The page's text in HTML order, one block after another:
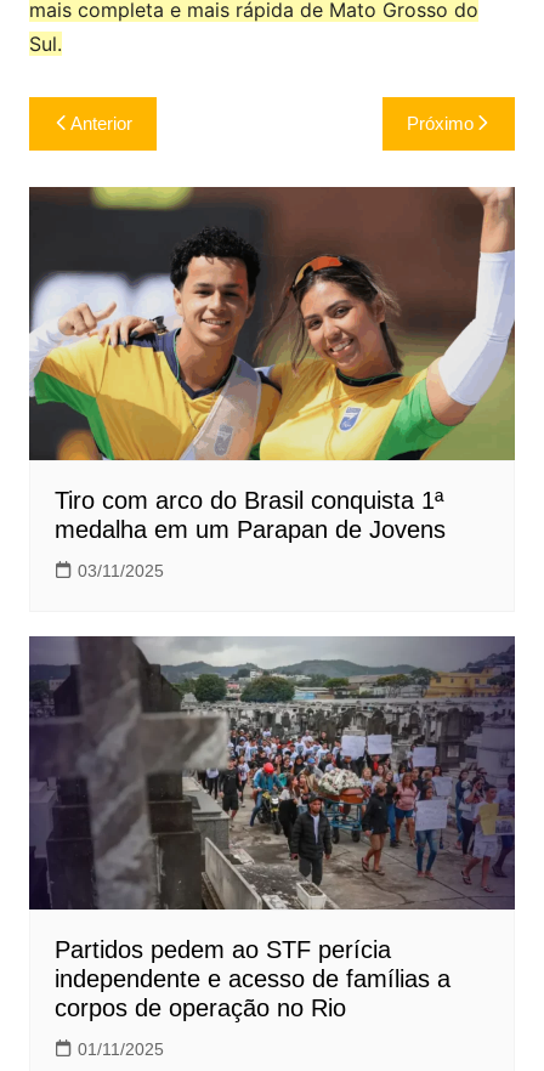
mais completa e mais rápida de Mato Grosso do
Sul.
Navegação
de
Post
Anterior Próximo
Tiro com arco do Brasil conquista 1ª
medalha em um Parapan de Jovens
03/11/2025
Partidos pedem ao STF perícia
independente e acesso de famílias a
corpos de operação no Rio
01/11/2025